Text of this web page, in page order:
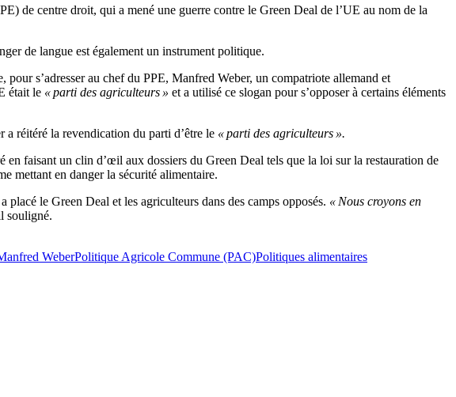
de centre droit, qui a mené une guerre contre le Green Deal de l’UE au nom de la
de langue est également un instrument politique.
pour s’adresser au chef du PPE, Manfred Weber, un compatriote allemand et
était le « parti des agriculteurs » et a utilisé ce slogan pour s’opposer à certains éléments
réitéré la revendication du parti d’être le « parti des agriculteurs ».
en faisant un clin d’œil aux dossiers du Green Deal tels que la loi sur la restauration de
mettant en danger la sécurité alimentaire.
le Green Deal et les agriculteurs dans des camps opposés. « Nous croyons en
souligné.
WeberPolitique Agricole Commune (PAC)Politiques alimentaires